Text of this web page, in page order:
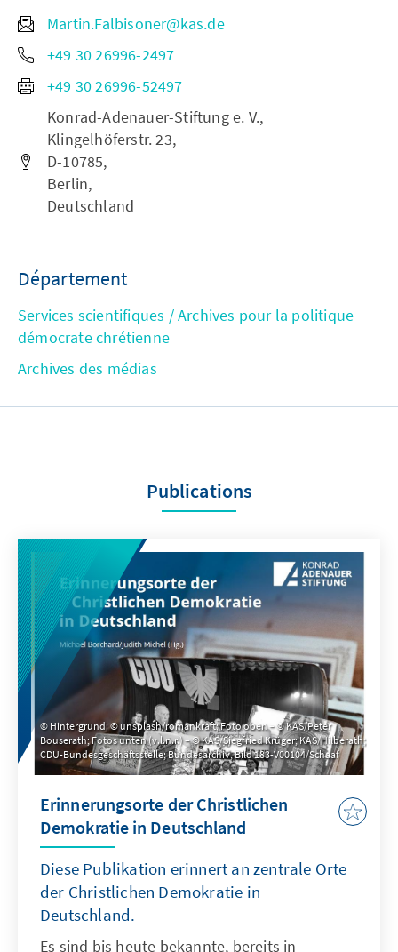
Martin.Falbisoner@kas.de
+49 30 26996-2497
+49 30 26996-52497
Konrad-Adenauer-Stiftung e. V.,
Klingelhöferstr. 23,
D-10785,
Berlin,
Deutschland
Département
Services scientifiques / Archives pour la politique
démocrate chrétienne
Archives des médias
Publications
Hintergrund: © unsplash/romankraft; Foto oben – © KAS/Peter
Bouserath; Fotos unten (v.l.n.r.) – © KAS/Siegfried Krüger; KAS/Hilberath;
CDU-Bundesgeschäftsstelle; Bundesarchiv, Bild 183-V00104/Schaaf
Erinnerungsorte der Christlichen
Demokratie in Deutschland
Diese Publikation erinnert an zentrale Orte
der Christlichen Demokratie in
Deutschland.
Es sind bis heute bekannte, bereits in